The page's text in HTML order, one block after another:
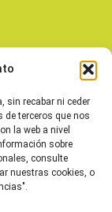
sin recabar ni ceder
de terceros que nos
la web a nivel
sobre
consulte
nuestras cookies, o